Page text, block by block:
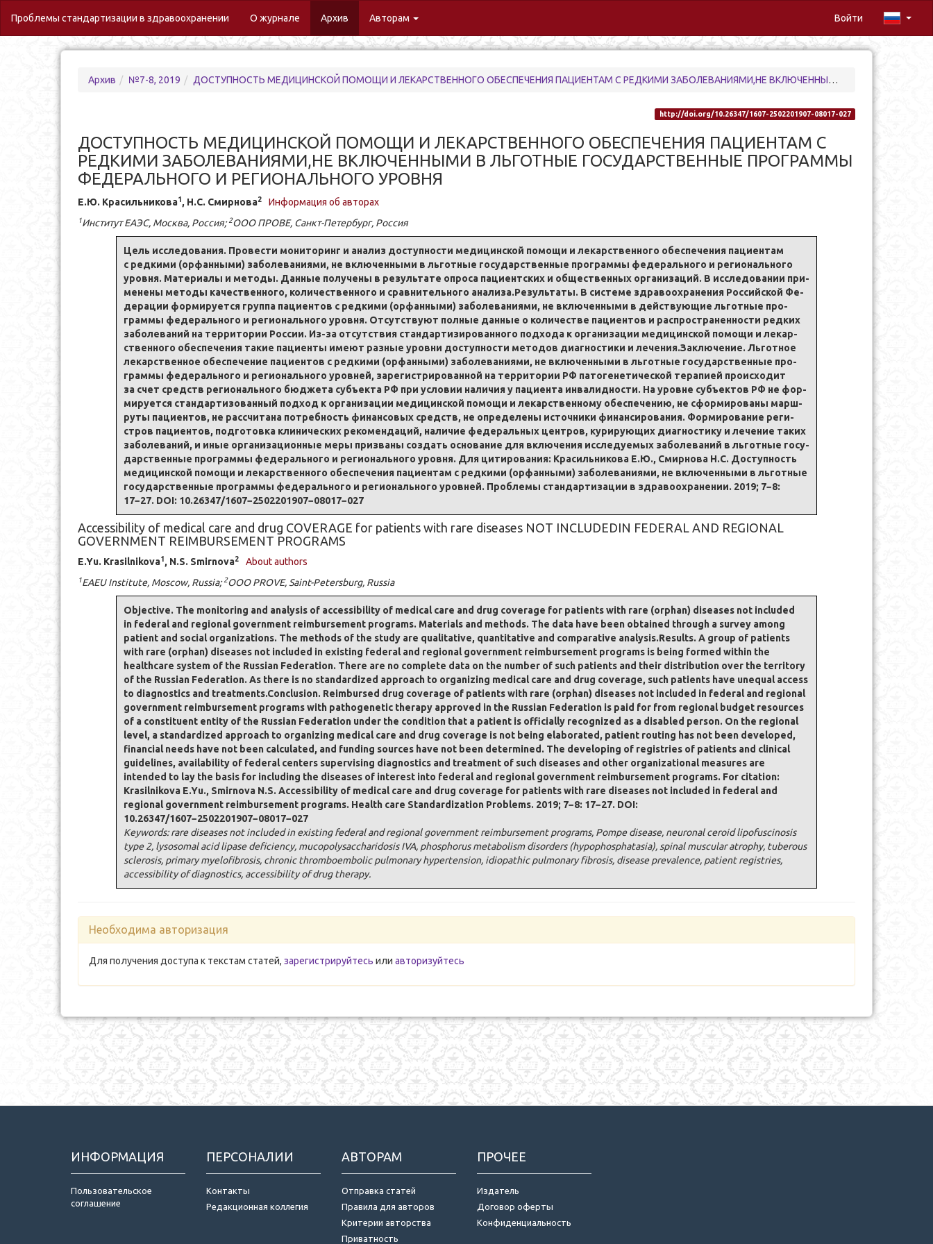
Проблемы стандартизации в здравоохранении О журнале (current)
Архив Авторам Войти
Архив №7-8, 2019 ДОСТУПНОСТЬ МЕДИЦИНСКОЙ ПОМОЩИ И ЛЕКАРСТВЕННОГО ОБЕСПЕЧЕНИЯ ПАЦИЕНТАМ С РЕДКИМИ ЗАБОЛЕВАНИЯМИ,НЕ ВКЛЮЧЕННЫМИ В ЛЬГОТНЫЕ ГОСУДАРСТВЕННЫЕ ПРОГРАММЫ ФЕДЕРАЛЬНОГО И РЕГИОНАЛЬНОГО УРОВНЯ
http://doi.org/10.26347/1607-2502201907-08017-027
ДОСТУПНОСТЬ МЕДИЦИНСКОЙ ПОМОЩИ И ЛЕКАРСТВЕННОГО ОБЕСПЕЧЕНИЯ ПАЦИЕНТАМ С
РЕДКИМИ ЗАБОЛЕВАНИЯМИ,НЕ ВКЛЮЧЕННЫМИ В ЛЬГОТНЫЕ ГОСУДАРСТВЕННЫЕ ПРОГРАММЫ
ФЕДЕРАЛЬНОГО И РЕГИОНАЛЬНОГО УРОВНЯ
Е.Ю. Кра­силь­ни­ко­ва1, Н.С. Смир­но­ва2 Информация об авторах
1Институт ЕАЭС, Москва, Рос­сия;2ООО ПРОВЕ, Санкт-Пе­тер­бург, Рос­сия
Цель ис­сле­до­ва­ния. Про­ве­сти мо­ни­то­ринг и ана­лиз до­ступ­но­сти ме­дицинской по­мо­щи и ле­кар­ствен­но­го обес­пе­че­ния па­ци­ен­там
с ред­ки­ми (ор­фан­ны­ми) за­бо­ле­ва­ни­я­ми, не вклю­чен­ны­ми в льгот­ные го­су­дар­ствен­ные про­грам­мы фе­де­раль­но­го и регио­наль­но­го
уров­ня. Ма­те­ри­а­лы и ме­то­ды. Дан­ные по­лу­че­ны в ре­зульта­те опро­са па­ци­ент­ских и об­ще­ствен­ных ор­га­ни­за­ций. В ис­сле­до­ва­нии при­
мене­ны ме­то­ды ка­че­ствен­но­го, ко­ли­че­ствен­но­го и срав­ни­тель­но­го ана­ли­за.Ре­зульта­ты. В си­сте­ме здра­во­охра­не­ния Рос­сий­ской Фе­
де­ра­ции фор­ми­ру­ет­ся груп­па па­ци­ен­тов с ред­ки­ми (ор­фан­ны­ми) за­бо­ле­ва­ни­я­ми, не вклю­чен­ны­ми в дей­ству­ю­щие льгот­ные про­
грам­мы фе­де­раль­но­го и регио­наль­но­го уров­ня. От­сут­ству­ют пол­ные дан­ные о ко­ли­че­стве па­ци­ен­тов и рас­про­стра­нен­но­сти ред­ких
за­бо­ле­ва­ний на тер­ри­то­рии Рос­сии. Из-за от­сут­ствия стан­дар­ти­зи­ро­ван­но­го под­хо­да к ор­га­ни­за­ции ме­дицинской по­мо­щи и ле­кар­
ствен­но­го обес­пе­че­ния та­кие па­ци­ен­ты име­ют разные уров­ни до­ступ­но­сти ме­то­дов диа­гно­сти­ки и ле­че­ния.За­клю­че­ние. Ль­гот­ное
ле­кар­ствен­ное обес­пе­че­ние па­ци­ен­тов с ред­ки­ми (ор­фан­ны­ми) за­бо­ле­ва­ни­я­ми, не вклю­чен­ны­ми в льгот­ные го­су­дар­ствен­ные про­
грам­мы фе­де­раль­но­го и регио­наль­но­го уров­ней, за­реги­стри­ро­ван­ной на тер­ри­то­рии РФ па­то­ге­не­ти­че­ской терапи­ей проис­хо­дит
за счет средств регио­наль­но­го бюд­же­та субъ­ек­та РФ при усло­вии на­личия у па­ци­ен­та ин­ва­лид­но­сти. На уров­не субъ­ек­тов РФ не фор­
ми­ру­ет­ся стан­дар­ти­зо­ван­ный под­ход к ор­га­ни­за­ции ме­дицинской по­мо­щи и ле­кар­ствен­но­му обес­пе­че­нию, не сфор­миро­ва­ны марш­
ру­ты па­ци­ен­тов, не рас­счи­та­на по­треб­ность фи­нан­со­вых средств, не опре­де­ле­ны ис­точ­ни­ки фи­нан­си­ро­ва­ния. Фор­миро­ва­ние реги­
стров па­ци­ен­тов, под­го­тов­ка кли­ни­че­ских ре­ко­мен­да­ций, на­личие фе­де­раль­ных цен­тров, ку­ри­ру­ю­щих диа­гно­сти­ку и ле­че­ние та­ких
за­бо­ле­ва­ний, и иные ор­га­ни­за­ци­он­ные ме­ры при­зва­ны со­здать осно­ва­ние для вклю­че­ния ис­сле­ду­е­мых за­бо­ле­ва­ний в льгот­ные го­су­
дар­ствен­ные про­грам­мы фе­де­раль­но­го и регио­наль­но­го уров­ня. Для ци­ти­ро­ва­ния: Кра­силь­ни­ко­ва Е.Ю., Смир­но­ва Н.С. До­ступ­ность
ме­дицинской по­мо­щи и ле­кар­ствен­но­го обес­пе­че­ния па­ци­ен­там с ред­ки­ми (ор­фан­ны­ми) за­бо­ле­ва­ни­я­ми, не вклю­чен­ны­ми в льгот­ные
го­су­дар­ствен­ные про­грам­мы фе­де­раль­но­го и регио­наль­но­го уров­ней. Пробле­мы стан­дар­ти­за­ции в здра­во­охра­не­нии. 2019; 7−8:
17−27. DOI: 10.26347/1607−2502201907−08017−027
Accessibility of medical care and drug COVERAGE for patients with rare diseases NOT INCLUDEDIN FEDERAL AND REGIONAL
GOVERNMENT REIMBURSEMENT PROGRAMS
E.Yu. Krasilnikova1, N.S. Smirnova2 About authors
1EAEU Institute, Moscow, Russia;2OOO PROVE, Saint-Petersburg, Russia
Objective. The monitoring and analysis of accessibility of medical care and drug coverage for patients with rare (orphan) diseases not included
in federal and regional government reimbursement programs. Materials and methods. The data have been obtained through a survey among
patient and social organizations. The methods of the study are qualitative, quantitative and comparative analysis.Results. A group of patients
with rare (orphan) diseases not included in existing federal and regional government reimbursement programs is being formed within the
healthcare system of the Russian Federation. There are no complete data on the number of such patients and their distribution over the territory
of the Russian Federation. As there is no standardized approach to organizing medical care and drug coverage, such patients have unequal access
to diagnostics and treatments.Conclusion. Reimbursed drug coverage of patients with rare (orphan) diseases not included in federal and regional
government reimbursement programs with pathogenetic therapy approved in the Russian Federation is paid for from regional budget resources
of a constituent entity of the Russian Federation under the condition that a patient is officially recognized as a disabled person. On the regional
level, a standardized approach to organizing medical care and drug coverage is not being elaborated, patient routing has not been developed,
financial needs have not been calculated, and funding sources have not been determined. The developing of registries of patients and clinical
guidelines, availability of federal centers supervising diagnostics and treatment of such diseases and other organizational measures are
intended to lay the basis for including the diseases of interest into federal and regional government reimbursement programs. For citation:
Krasilnikova E.Yu., Smirnova N.S. Accessibility of medical care and drug coverage for patients with rare diseases not included in federal and
regional government reimbursement programs. Health care Standardization Problems. 2019; 7−8: 17−27. DOI:
10.26347/1607−2502201907−08017−027
Keywords: rare diseases not included in existing federal and regional government reimbursement programs, Pompe disease, neuronal ceroid lipofuscinosis
type 2, lysosomal acid lipase deficiency, mucopolysaccharidosis IVA, phosphorus metabolism disorders (hypophosphatasia), spinal muscular atrophy, tuberous
sclerosis, primary myelofibrosis, chronic thromboembolic pulmonary hypertension, idiopathic pulmonary fibrosis, disease prevalence, patient registries,
accessibility of diagnostics, accessibility of drug therapy.
Необходима авторизация
Для получения доступа к текстам статей, зарегистрируйтесь или авторизуйтесь
ИНФОРМАЦИЯ
Пользовательское
соглашение
ПЕРСОНАЛИИ
Контакты
Редакционная коллегия
АВТОРАМ
Отправка статей
Правила для авторов
Критерии авторства
Приватность
ПРОЧЕЕ
Издатель
Договор оферты
Конфиденциальность